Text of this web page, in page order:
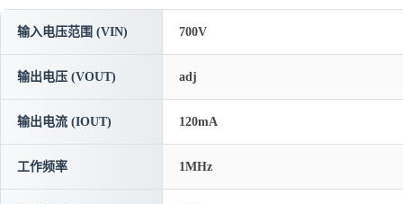
输入电压范围 (VIN) 700V
输出电压 (VOUT) adj
输出电流 (IOUT) 120mA
工作频率 1MHz